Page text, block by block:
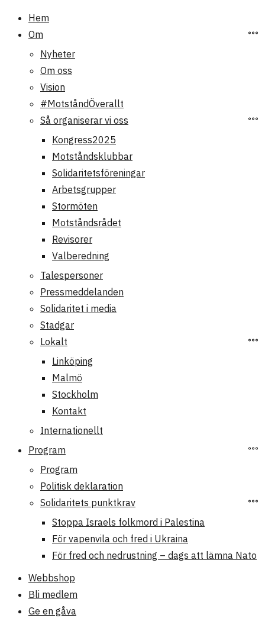
Hem
Om
Nyheter
Om oss
Vision
#MotståndÖverallt
Så organiserar vi oss
Kongress2025
Motståndsklubbar
Solidaritetsföreningar
Arbetsgrupper
Stormöten
Motståndsrådet
Revisorer
Valberedning
Talespersoner
Pressmeddelanden
Solidaritet i media
Stadgar
Lokalt
Linköping
Malmö
Stockholm
Kontakt
Internationellt
Program
Program
Politisk deklaration
Solidaritets punktkrav
Stoppa Israels folkmord i Palestina
För vapenvila och fred i Ukraina
För fred och nedrustning – dags att lämna Nato
Webbshop
Bli medlem
Ge en gåva